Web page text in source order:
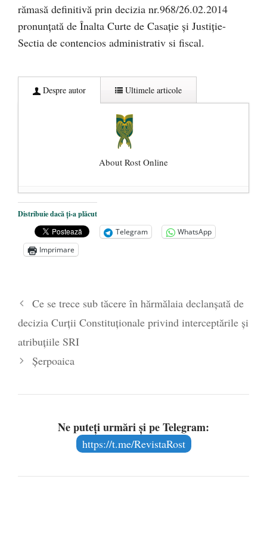
rămasă definitivă prin decizia nr.968/26.02.2014
pronunţată de Înalta Curte de Casaţie şi Justiţie-
Sectia de contencios administrativ si fiscal.
Despre autor Ultimele articole
About Rost Online
Dezvăluiri cutremurătoare despre
președintele Ucrainei, Volodymyr
Zelensky
- 13 mai 2026
Statul care servește Națiunea
poetului Octavian Goga, înlăturat din Iași
- 16 aprilie 2026
Distribuie dacă ți-a plăcut
Telegram
WhatsApp
Imprimare
Ce se trece sub tăcere în hărmălaia declanșată de
decizia Curții Constituționale privind interceptările și
atribuțiile SRI
Şerpoaica
Ne puteți urmări și pe Telegram:
https://t.me/RevistaRost